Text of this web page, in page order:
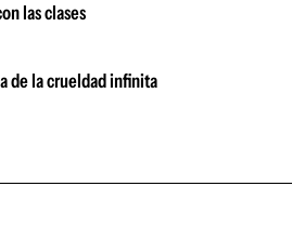
las clases
de la crueldad infinita